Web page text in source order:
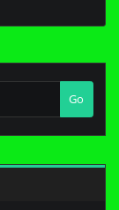
Go